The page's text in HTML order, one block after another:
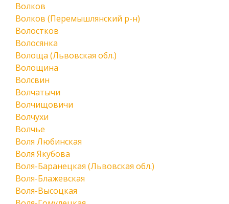
Волков
Волков (Перемышлянский р-н)
Волостков
Волосянка
Волоща (Львовская обл.)
Волощина
Волсвин
Волчатычи
Волчищовичи
Волчухи
Волчье
Воля Любинская
Воля Якубова
Воля-Баранецкая (Львовская обл.)
Воля-Блажевская
Воля-Высоцкая